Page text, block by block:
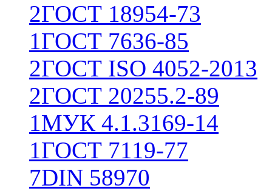
2ГОСТ 18954-73
1ГОСТ 7636-85
2ГОСТ ISO 4052-2013
2ГОСТ 20255.2-89
1МУК 4.1.3169-14
1ГОСТ 7119-77
7DIN 58970